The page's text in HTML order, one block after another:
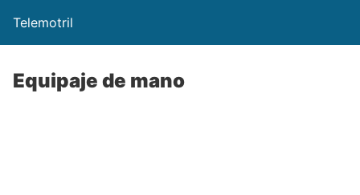
Telemotril
Equipaje de mano